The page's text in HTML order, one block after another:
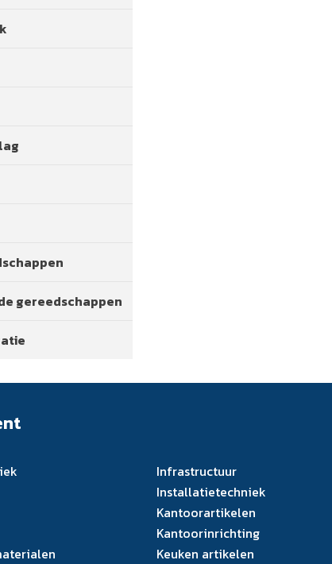
gereedschappen
Infrastructuur
Installatietechniek
Kantoorartikelen
Kantoorinrichting
Keuken artikelen